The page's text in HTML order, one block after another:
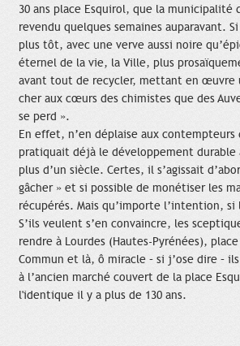
30 ans place Esquirol, que la municipalité
revendu quelques semaines auparavant.
plus tôt, avec une verve aussi noire
éternel de la vie, la Ville, plus
avant tout de recycler, mettant en œuvre
cher aux cœurs des chimistes que des
se perd ».
En effet, n’en déplaise aux contempteurs
pratiquait déjà le développement durable
plus d’un siècle. Certes, il s’agissait
gâcher » et si possible de monétiser les
récupérés. Mais qu’importe l’intention,
S’ils veulent s’en convaincre, les
rendre à Lourdes (Hautes-Pyrénées), place
Commun et là, ô miracle – si j’ose dire –
à l’ancien marché couvert de la place
l'identique il y a plus de 130 ans.